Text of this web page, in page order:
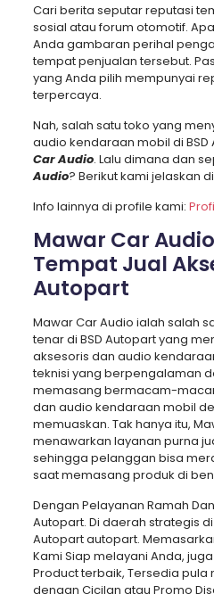
Cari berita seputar reputasi
sosial atau forum otomotif.
Anda gambaran perihal
tempat penjualan tersebut.
yang Anda pilih mempunyai
terpercaya.
Nah, salah satu toko yang
audio kendaraan mobil di
Car Audio. Lalu dimana dan
Audio? Berikut kami jelaskan
Info lainnya di profile kami:
Mawar Car
Tempat Jual
Autopart
Mawar Car Audio ialah salah
tenar di BSD Autopart yang
aksesoris dan audio
teknisi yang berpengalaman
memasang bermacam-
dan audio kendaraan mobil
memuaskan. Tak hanya itu,
menawarkan layanan purna
sehingga pelanggan bisa
saat memasang produk di
Dengan Pelayanan Ramah
Autopart. Di daerah strategis
Autopart autopart.
Kami Siap melayani Anda,
Product terbaik, Tersedia
dengan Cicilan atau Promo